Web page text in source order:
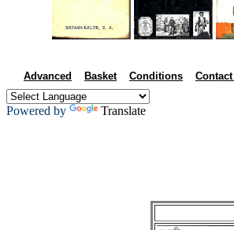
Advanced Basket Conditions
Powered by Translate